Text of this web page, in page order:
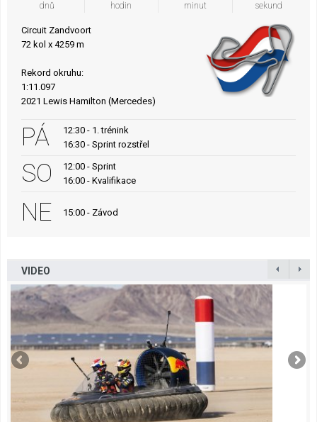
dnů hodin minut sekund
Circuit Zandvoort
72 kol x 4259 m
Rekord okruhu:
1:11.097
2021 Lewis Hamilton (Mercedes)
PÁ
12:30 - 1. trénink
16:30 - Sprint rozstřel
SO
12:00 - Sprint
16:00 - Kvalifikace
NE 15:00 - Závod
VIDEO